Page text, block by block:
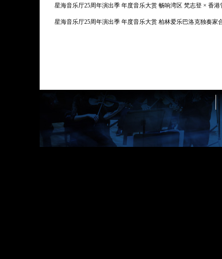
星海音乐厅25周年演出季 年度音乐大赏 畅响湾区 梵志登 × 香
星海音乐厅25周年演出季 年度音乐大赏 柏林爱乐巴洛克独奏家